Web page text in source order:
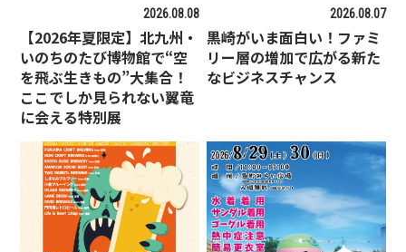
2026.08.08
【2026年夏限定】北九州・
いのちのたび博物館で“空
を飛ぶ生きもの”大集合！
ここでしか見られない翼竜
に会える特別展
2026.08.07
黒崎がいま面白い！ファミ
リー層の増加で広がる新た
なビジネスチャンス